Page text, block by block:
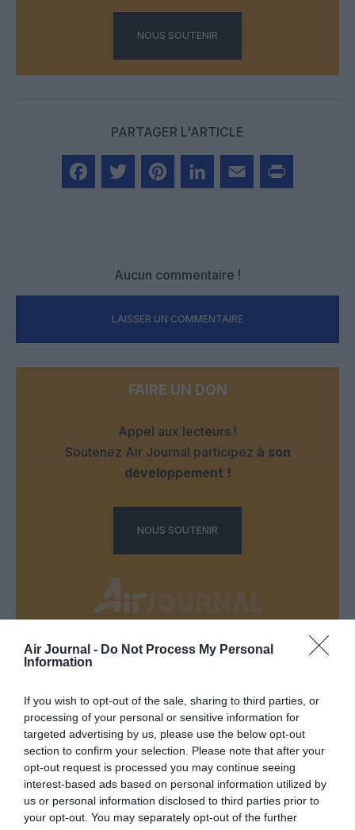
Air Journal - Do Not Process My Personal
Information
If you wish to opt-out of the sale, sharing to third parties, or
processing of your personal or sensitive information for
targeted advertising by us, please use the below opt-out
section to confirm your selection. Please note that after your
opt-out request is processed you may continue seeing
interest-based ads based on personal information utilized by
us or personal information disclosed to third parties prior to
your opt-out. You may separately opt-out of the further
NOUS SOUTENIR
PARTAGER L'ARTICLE
Aucun commentaire !
LAISSER UN COMMENTAIRE
FAIRE UN DON
Appel aux lecteurs !
Soutenez Air Journal participez à son
développement !
NOUS SOUTENIR
DERNIERS COMMENTAIRES
Badissi novembria commenté l'article :
Ryanair au Maroc : un programme hivernal record pour
relier le Royaume à 14 pays européens
Coppola a commenté l'article :